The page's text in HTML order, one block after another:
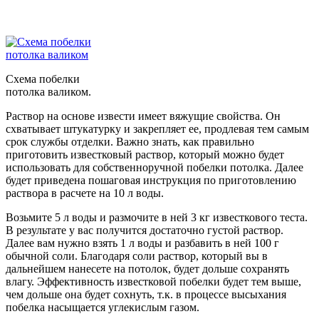
Схема побелки
потолка валиком.
Раствор на основе извести имеет вяжущие свойства. Он
схватывает штукатурку и закрепляет ее, продлевая тем самым
срок службы отделки. Важно знать, как правильно
приготовить известковый раствор, который можно будет
использовать для собственноручной побелки потолка. Далее
будет приведена пошаговая инструкция по приготовлению
раствора в расчете на 10 л воды.
Возьмите 5 л воды и размочите в ней 3 кг известкового теста.
В результате у вас получится достаточно густой раствор.
Далее вам нужно взять 1 л воды и разбавить в ней 100 г
обычной соли. Благодаря соли раствор, который вы в
дальнейшем нанесете на потолок, будет дольше сохранять
влагу. Эффективность известковой побелки будет тем выше,
чем дольше она будет сохнуть, т.к. в процессе высыхания
побелка насыщается углекислым газом.